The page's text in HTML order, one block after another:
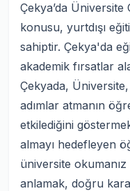
Çekya’da Üniversite
konusu, yurtdışı
sahiptir. Çekya'da
akademik fırsatlar
Çekyada,
adımlar atmanın
etkilediğini
almayı hedefleyen
üniversite
anlamak, doğru